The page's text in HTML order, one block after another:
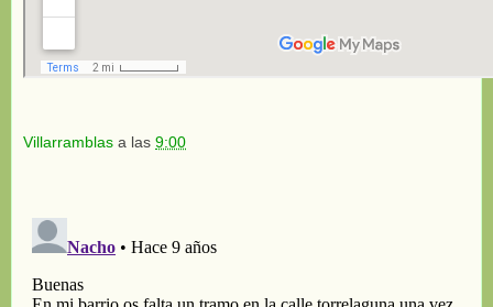
Villarramblas a las 9:00